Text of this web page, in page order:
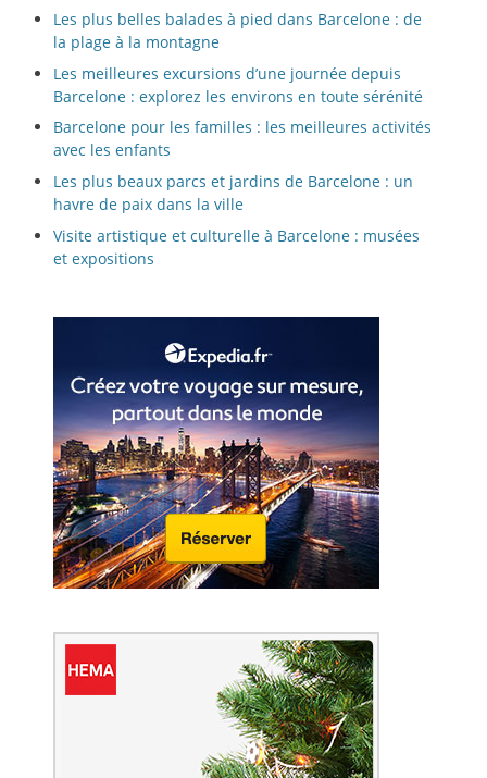
Les plus belles balades à pied dans Barcelone : de
la plage à la montagne
Les meilleures excursions d’une journée depuis
Barcelone : explorez les environs en toute sérénité
Barcelone pour les familles : les meilleures activités
avec les enfants
Les plus beaux parcs et jardins de Barcelone : un
havre de paix dans la ville
Visite artistique et culturelle à Barcelone : musées
et expositions